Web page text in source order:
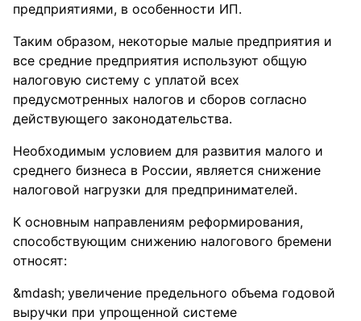
предприятиями, в особенности ИП.
Таким образом, некоторые малые предприятия и
все средние предприятия используют общую
налоговую систему с уплатой всех
предусмотренных налогов и сборов согласно
действующего законодательства.
Необходимым условием для развития малого и
среднего бизнеса в России, является снижение
налоговой нагрузки для предпринимателей.
К основным направлениям реформирования,
способствующим снижению налогового бремени
относят:
увеличение предельного объема годовой
выручки при упрощенной системе